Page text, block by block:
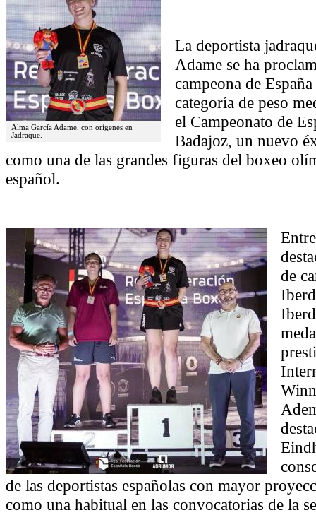
Alma García Adame, con orígenes en
Jadraque.
La deportista
Adame se ha
campeona de
categoría de peso
el Campeonato de
Badajoz, un nuevo
como una de las grandes figuras del boxeo
español.
de
de las deportistas españolas con mayor
como una habitual en las convocatorias de la